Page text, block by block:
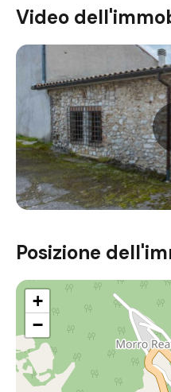
Video
Posizione
+
−